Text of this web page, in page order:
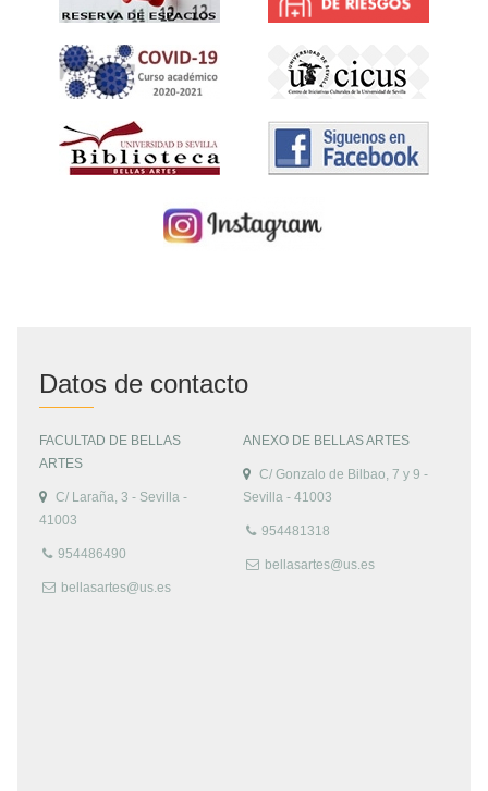
Datos de contacto
FACULTAD DE BELLAS
ARTES
C/ Laraña, 3 - Sevilla -
41003
954486490
bellasartes@us.es
ANEXO DE BELLAS ARTES
C/ Gonzalo de Bilbao, 7 y 9 -
Sevilla - 41003
954481318
bellasartes@us.es